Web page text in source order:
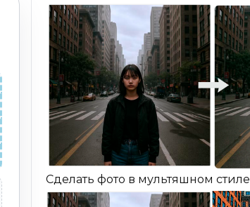
Сделать фото в мультяшном стиле